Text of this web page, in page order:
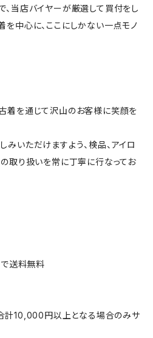
、当店バイヤーが厳選して買付をし
を中心に、ここにしかない一点モノ
着を通じて沢山のお客様に笑顔を
みいただけますよう、検品、アイロ
の取り扱いを常に丁寧に行なってお
送料無料
計10,000円以上となる場合のみサ